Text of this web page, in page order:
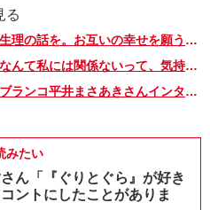
る
男の子にも生理の話を。お互いの幸せを願う温かい「性教育」のすすめ【「タベコト」連載中・日登美さんインタビュー・前編】
「オシャレなんて私には関係ないって、気持ちをこじらせてました」スタイリスト玄長なおこさんとマンガ家うつみさえさんが対談！【『40代からのキレイのつくりかた』書籍化記念】
芸人・男性ブランコ平井まさあきさんインタビュー「『そのままやってたら順番が回ってくるやろ』芸人仲間の何気ない一言に救われてきたから、頑張れる」
みたい
ん「『ぐりとぐら』が好き
ントにしたことがありま